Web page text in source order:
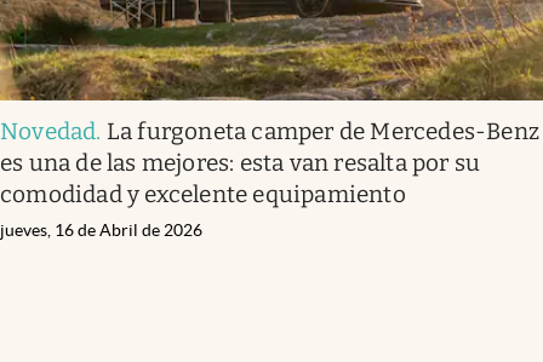
Novedad. La furgoneta camper de Mercedes-Benz
es una de las mejores: esta van resalta por su
comodidad y excelente equipamiento
jueves, 16 de Abril de 2026